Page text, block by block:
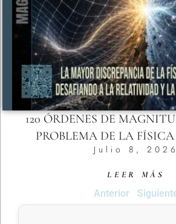
120 ÓRDENES DE
PROBLEMA DE LA
Julio 8, 2026
LEER MÁS
Anterior